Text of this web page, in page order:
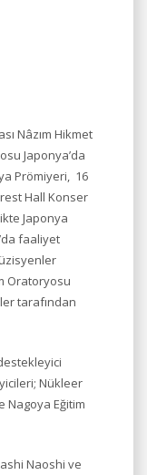
Nâzım Hikmet
Japonya’da
Prömiyeri, 16
Hall Konser
Japonya
faaliyet
Oratoryosu
tarafından
Nükleer
Nagoya Eğitim
Naoshi ve